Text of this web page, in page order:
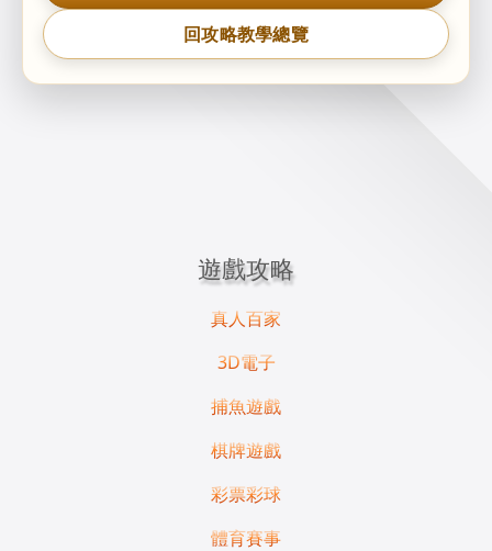
回攻略教學總覽
遊戲攻略
真人百家
3D電子
捕魚遊戲
棋牌遊戲
彩票彩球
體育賽事